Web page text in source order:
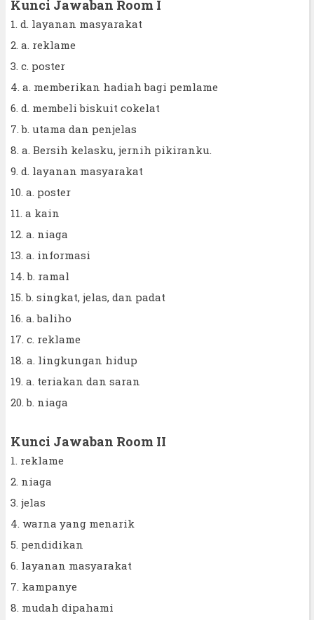
Kunci Jawaban Room I
1. d. layanan masyarakat
2. a. reklame
3. c. poster
4. a. memberikan hadiah bagi pemlame
6. d. membeli biskuit cokelat
7. b. utama dan penjelas
8. a. Bersih kelasku, jernih pikiranku.
9. d. layanan masyarakat
10. a. poster
11. a kain
12. a. niaga
13. a. informasi
14. b. ramal
15. b. singkat, jelas, dan padat
16. a. baliho
17. c. reklame
18. a. lingkungan hidup
19. a. teriakan dan saran
20. b. niaga
Kunci Jawaban Room II
1. reklame
2. niaga
3. jelas
4. warna yang menarik
5. pendidikan
6. layanan masyarakat
7. kampanye
8. mudah dipahami